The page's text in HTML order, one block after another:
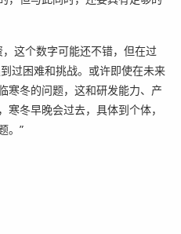
这个数字可能还不错，但在过
过困难和挑战。或许即使在未来
寒冬的问题，这和研发能力、产
冬早晚会过去，具体到个体，
。”